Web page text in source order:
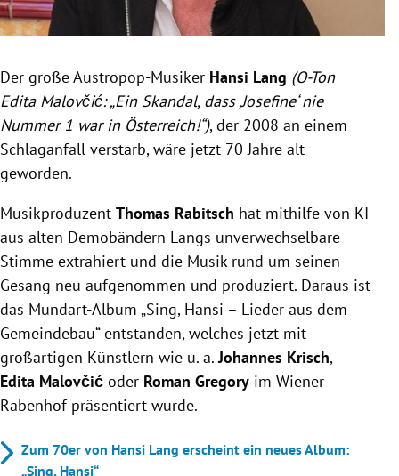
Untermenü
Untermenü
Der große Austropop-Musiker Hansi Lang (O-Ton
Edita Malovčić: „Ein Skandal, dass ‚Josefine‘ nie
Nummer 1 war in Österreich!“), der 2008 an einem
Schlaganfall verstarb, wäre jetzt 70 Jahre alt
geworden.
Musikproduzent Thomas Rabitsch hat mithilfe von KI
aus alten Demobändern Langs unverwechselbare
Stimme extrahiert und die Musik rund um seinen
Gesang neu aufgenommen und produziert. Daraus ist
das Mundart-Album „Sing, Hansi – Lieder aus dem
Gemeindebau“ entstanden, welches jetzt mit
großartigen Künstlern wie u. a.Johannes Krisch,
Edita Malovčić oder Roman Gregory im Wiener
Rabenhof präsentiert wurde.
Zum 70er von Hansi Lang erscheint ein neues Album:
„Sing, Hansi“